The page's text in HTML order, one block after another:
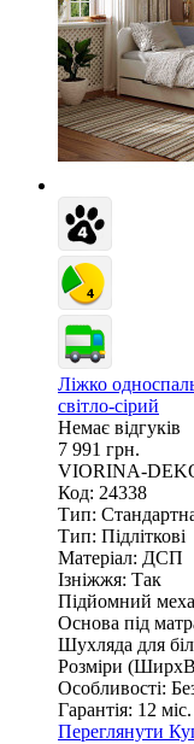
Ліжко
світло-сірий
Немає відгуків
7 991 грн.
VIORINA-
Код: 24338
Тип:
Тип: Підліткові
Матеріал: ДСП
Ізніжжя: Так
Підйомний
Основа під
Шухляда для
Розміри
Особливості:
Гарантія: 12 міс.
Переглянути